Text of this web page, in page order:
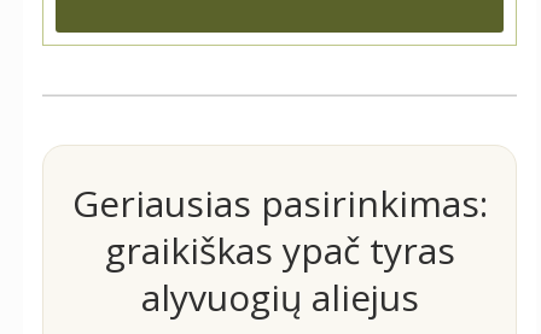
Geriausias pasirinkimas:
graikiškas ypač tyras
alyvuogių aliejus